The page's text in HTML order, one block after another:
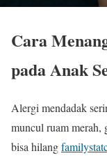
Cara
pada Anak
Alergi mendadak
muncul ruam merah,
bisa hilang